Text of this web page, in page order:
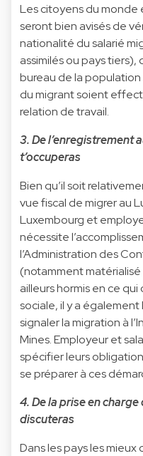
Les citoyens du monde
seront bien avisés de
nationalité du salarié
assimilés ou pays
bureau de la
du migrant soient
relation de travail.
3. De l’enregistrement
t’occuperas
Bien qu’il soit
vue fiscal de migrer au
Luxembourg et
nécessite
l’Administration des
(notamment matérialisé
ailleurs hormis en ce
sociale, il y a
signaler la migration à
Mines. Employeur et
spécifier leurs
se préparer à ces
4. De la prise en
discuteras
Dans les pays les